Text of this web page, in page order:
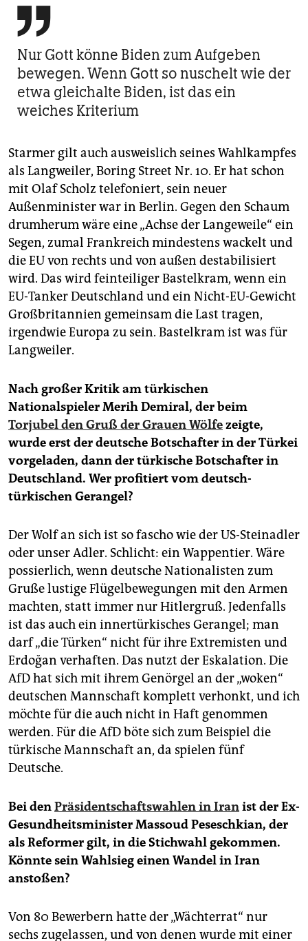

Nur Gott könne Biden zum Aufgeben
bewegen. Wenn Gott so nuschelt wie der
etwa gleichalte Biden, ist das ein
weiches Kriterium
Starmer gilt auch ausweislich seines Wahlkampfes
als Langweiler, Boring Street Nr. 10. Er hat schon
mit Olaf Scholz telefoniert, sein neuer
Außenminister war in Berlin. Gegen den Schaum
drumherum wäre eine „Achse der Langeweile“ ein
Segen, zumal Frankreich mindestens wackelt und
die EU von rechts und von außen destabilisiert
wird. Das wird feinteiliger Bastelkram, wenn ein
EU-Tanker Deutschland und ein Nicht-EU-Gewicht
Großbritannien gemeinsam die Last tragen,
irgendwie Europa zu sein. Bastelkram ist was für
Langweiler.
Nach großer Kritik am türkischen
Nationalspieler Merih Demiral, der beim
Torjubel den Gruß der Grauen Wölfezeigte,
wurde erst der deutsche Botschafter in der Türkei
vorgeladen, dann der türkische Botschafter in
Deutschland. Wer profitiert vom deutsch-
türkischen Gerangel?
Der Wolf an sich ist so fascho wie der US-Steinadler
oder unser Adler. Schlicht: ein Wappentier. Wäre
possierlich, wenn deutsche Nationalisten zum
Gruße lustige Flügelbewegungen mit den Armen
machten, statt immer nur Hitlergruß. Jedenfalls
ist das auch ein innertürkisches Gerangel; man
darf „die Türken“ nicht für ihre Extremisten und
Erdoğan verhaften. Das nutzt der Eskalation. Die
AfD hat sich mit ihrem Genörgel an der „woken“
deutschen Mannschaft komplett verhonkt, und ich
möchte für die auch nicht in Haft genommen
werden. Für die AfD böte sich zum Beispiel die
türkische Mannschaft an, da spielen fünf
Deutsche.
Bei denPräsidentschaftswahlen in Iranist der Ex-
Gesundheitsminister Massoud Peseschkian, der
als Reformer gilt, in die Stichwahl gekommen.
Könnte sein Wahlsieg einen Wandel in Iran
anstoßen?
Von 80 Bewerbern hatte der „Wächterrat“ nur
sechs zugelassen, und von denen wurde mit einer